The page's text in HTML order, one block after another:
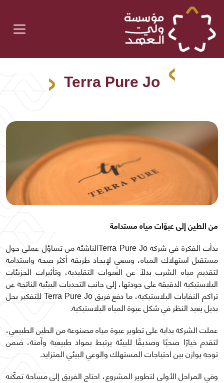
Terra Pure Jo
من الطين إلى عبوّات مياه مستدامة
بدأت الفكرة في شركة Terra Pure Joالناشئة من تساؤل عملي حول
مستقبل استهلاك المياه، وسعيٍ لإيجاد طريقة أكثر صحة واستدامة
لتقديم مياه الشرب بدلاً عن العبوات التقليدية، وتأثيرات الجزيئات
البلاستيكية الدقيقة على جودتها، إلى جانب التحديات البيئية الناتجة عن
تراكم النفايات البلاستيكية، ما دفع فريق Terra Pure Jo للتفكير بحل
بديل يعيد النظر في شكل عبوة المياه البلاستيكية.
عملت الشركة بداية على تطوير عبوة مياه مصنوعة من الطين الطبيعي،
لتقدم خيارًا صحيًا وصديقًا للبيئة يرتبط بمواد طبيعية وآمنة، ضمن
توجه يوازن بين احتياجات المستهلك والوعي البيئي المتزايد.
وفي المراحل الأولى لتطوير المشروع، احتاج الفريق إلى مساحة تمكّنه